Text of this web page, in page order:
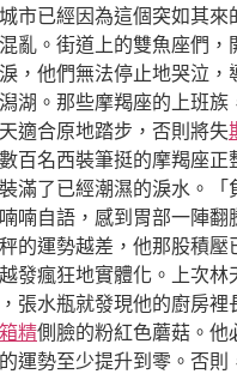
市已經因為這個突如其來
亂。街道上的雙魚座們，
，他們無法停止地哭泣，
湖。那些摩羯座的上班族
適合原地踏步，否則將失
百名西裝筆挺的摩羯座正
滿了已經潮濕的淚水。「
喃自語，感到胃部一陣翻
的運勢越差，他那股積壓
發瘋狂地實體化。上次林
張水瓶就發現他的廚房裡
精側臉的粉紅色蘑菇。他
運勢至少提升到零。否則